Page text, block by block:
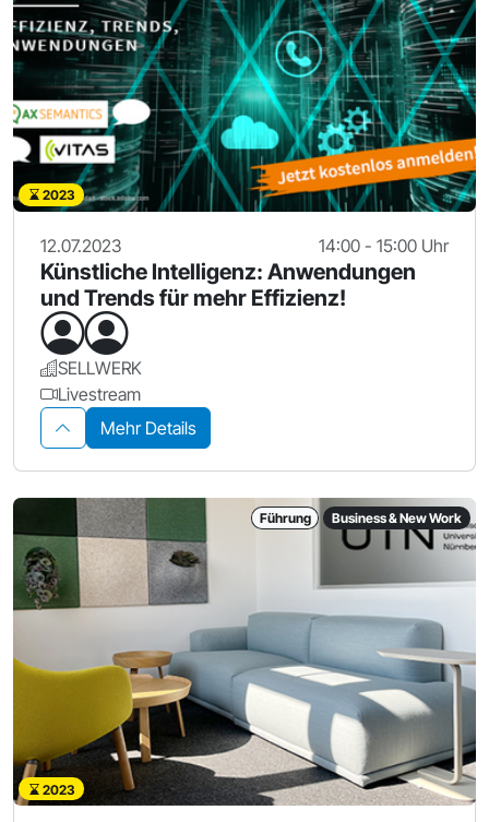
2023
12.07.2023 14:00 - 15:00 Uhr
Künstliche Intelligenz: Anwendungen
und Trends für mehr Effizienz!
SELLWERK
Livestream
Mehr Details
Führung Business & New Work
2023